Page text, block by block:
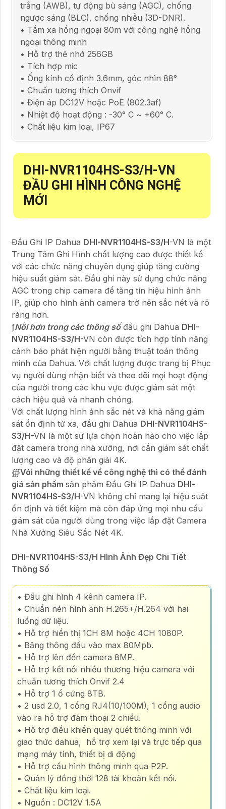
trắng (AWB), tự động bù sáng (AGC), chống
ngược sáng (BLC), chống nhiễu (3D-DNR).
• Tầm xa hồng ngoại 80m với công nghệ hồng
ngoại thông minh
• Hỗ trợ thẻ nhớ 256GB
• Tích hợp mic
• Ống kính cố định 3.6mm, góc nhìn 88°
• Chuẩn tương thích Onvif
• Điện áp DC12V hoặc PoE (802.3af)
• Nhiệt độ hoạt động : -30° C ~ +60° C.
• Chất liệu kim loại, IP67
DHI-NVR1104HS-S3/H -VN
ĐẦU GHI HÌNH CÔNG NGHỆ
MỚI
Đầu Ghi IP Dahua DHI-NVR1104HS-S3/H-VN là một
Trung Tâm Ghi Hình chất lượng cao được thiết kế
với các chức năng chuyên dụng giúp tăng cường
hiệu suất giám sát. Đầu ghi này sử dụng chức năng
AGC trong chip camera để tăng tín hiệu hình ảnh
IP, giúp cho hình ảnh camera trở nên sắc nét và rõ
ràng hơn.
ƒNỗi hơn trong các thông sốđầu ghi Dahua DHI-
NVR1104HS-S3/H-VN còn được tích hợp tính năng
cảnh báo phát hiện người bằng thuật toán thông
minh của Dahua. Với chất lượng được trang bị Phục
vụ người dùng nhận biết và theo dõi mọi hoạt động
của người trong các khu vực được giám sát một
cách hiệu quả và nhanh chóng.
Với chất lượng hình ảnh sắc nét và khả năng giám
sát ổn định từ xa, đầu ghi Dahua DHI-NVR1104HS-
S3/H-VN là một sự lựa chọn hoàn hảo cho việc lắp
đặt camera trong nhà xưởng, nơi cần giám sát chất
lượng cao và độ phân giải 4K.
∰Vói những thiết kế về công nghệ thì có thể đánh
giá sản phẩm sản phẩm Đầu Ghi IP Dahua DHI-
NVR1104HS-S3/H-VN không chỉ mang lại hiệu suất
ổn định và tiết kiệm mà còn đáp ứng mọi nhu cầu
giám sát của người dùng trong việc lắp đặt Camera
Nhà Xưởng Siêu Sắc Nét 4K.
DHI-NVR1104HS-S3/H Hình Ảnh Đẹp Chi Tiết
Thông Số
• Đầu ghi hình 4 kênh camera IP.
• Chuẩn nén hình ảnh H.265+/H.264 với hai
luồng dữ liệu.
• Hỗ trợ hiển thị 1CH 8M hoặc 4CH 1080P.
• Băng thông đầu vào max 80Mpb.
• Hỗ trợ lên đến camera 8MP.
• Hỗ trợ kết nối nhiều thương hiệu camera với
chuẩn tương thích Onvif 2.4
• Hỗ trợ 1 ổ cứng 8TB.
• 2 usd 2.0, 1 cổng RJ4(10/100M), 1 cổng audio
vào ra hỗ trợ đàm thoại 2 chiều.
• Hỗ trợ điều khiển quay quét thông minh với
giao thức dahua, hỗ trợ xem lại và trực tiếp qua
mạng máy tính, thiết bị di động
• Hỗ trợ cấu hình thông minh qua P2P.
• Quản lý đồng thời 128 tài khoản kết nối.
• Chất liệu kim loại.
• Nguồn : DC12V 1.5A